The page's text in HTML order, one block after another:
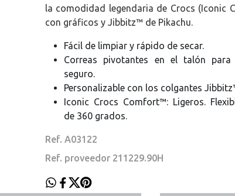
la comodidad legendaria de Crocs (Iconic
con gráficos y Jibbitz™ de Pikachu.
Fácil de limpiar y rápido de secar.
Correas pivotantes en el talón
seguro.
Personalizable con los colgantes
Iconic Crocs Comfort™: Ligeros.
de 360 grados.
Ref. A03122
Ref. proveedor 211229.90H